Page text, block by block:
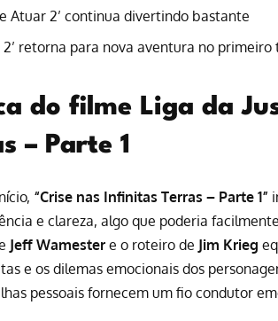
Atuar 2’ continua divertindo bastante
2’ retorna para nova aventura no
do filme Liga da
– Parte 1
“Crise nas Infinitas Terras – Parte 1”
e clareza, algo que poderia
Jeff Wamester e o roteiro de Jim Krieg
e os dilemas emocionais dos
pessoais fornecem um fio condutor